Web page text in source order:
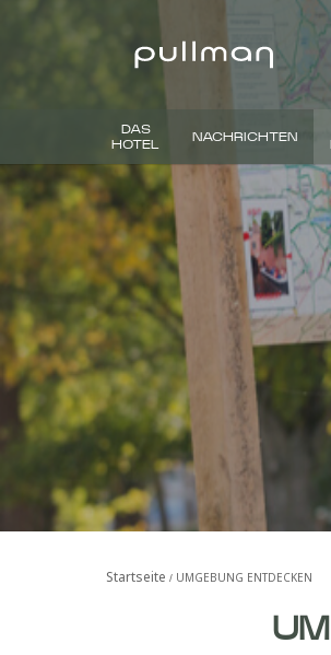
DAS
HOTEL
NACHRICHTEN
Startseite UMGEBUNG ENTDECKEN